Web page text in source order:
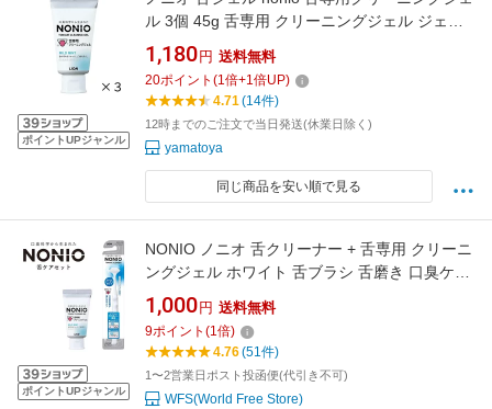
ポイントUPジャンル
ル 3個 45g 舌専用 クリーニングジェル ジェル
まとめ買い ライオン 送料無料 NONIO ベロ 舌
タンクリーナー 舌クリーナー
1,180 円 送料無料
20ポイント (1倍+1倍UP)
4.71(14件)
12時までのご注文で当日発送(休業日除く)
yamatoya
同じ商品を安い順で見る
ポイントUPジャンル
NONIO ノニオ 舌クリーナー + 舌専用 クリーニ
ングジェル ホワイト 舌ブラシ 舌磨き 口臭ケア
舌苔 口臭予防 代引不可商品
1,000 円 送料無料
9ポイント (1倍)
4.76(51件)
1〜2営業日ポスト投函便(代引き不可)
WFS(World Free Store)